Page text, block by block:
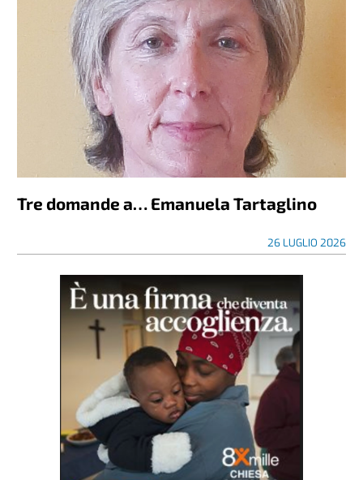
Tre domande a… Emanuela Tartaglino
26 LUGLIO 2026